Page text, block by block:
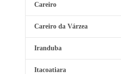
Careiro
Careiro da Várzea
Iranduba
Itacoatiara